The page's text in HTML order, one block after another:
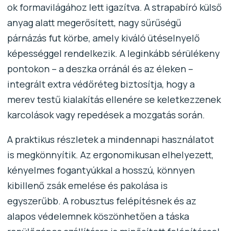
ok formavilágához lett igazítva. A strapabíró külső
anyag alatt megerősített, nagy sűrűségű
párnázás fut körbe, amely kiváló ütéselnyelő
képességgel rendelkezik. A leginkább sérülékeny
pontokon – a deszka orránál és az éleken –
integrált extra védőréteg biztosítja, hogy a
merev testű kialakítás ellenére se keletkezzenek
karcolások vagy repedések a mozgatás során.
A praktikus részletek a mindennapi használatot
is megkönnyítik. Az ergonomikusan elhelyezett,
kényelmes fogantyúkkal a hosszú, könnyen
kibillenő zsák emelése és pakolása is
egyszerűbb. A robusztus felépítésnek és az
alapos védelemnek köszönhetően a táska